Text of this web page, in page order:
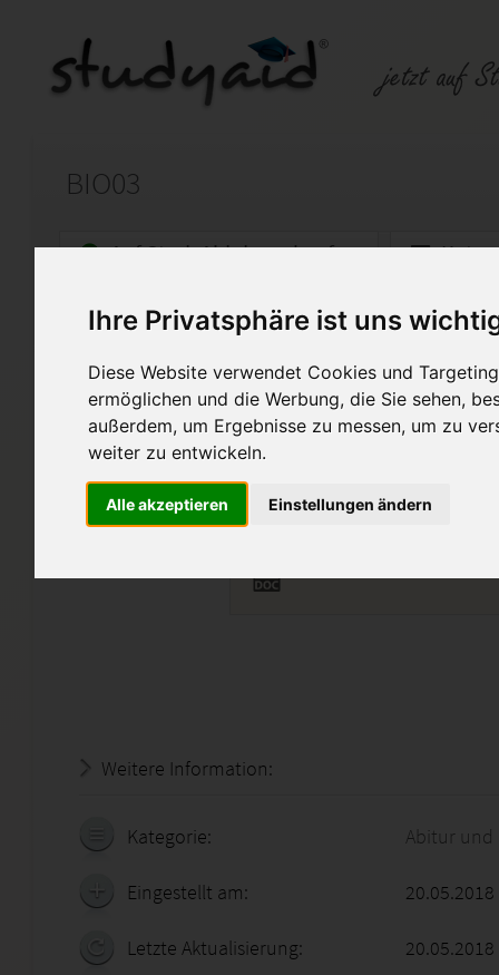
Ihre Privatsphäre ist uns
Diese Website verwendet Cookies und
ermöglichen und die Werbung, die Sie sehen,
außerdem, um Ergebnisse zu messen, um zu
weiter zu entwickeln.
Alle akzeptieren Einstellungen ändern
BIO03
Auf StudyAid.de verkaufen
Startseite Abitur und Hochschule
Abitur SGD Lösung
Lösung Einsendeaufgabe Abitur
Weitere Information:
Kategorie: Abitur und
Eingestellt am:
Letzte Aktualisierung: 20.05.2018